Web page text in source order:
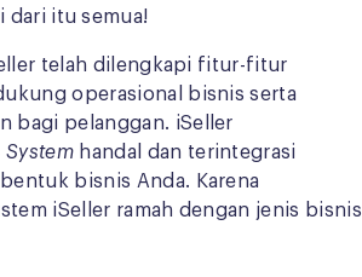
dari itu semua!
telah dilengkapi fitur-fitur
operasional bisnis serta
bagi pelanggan. iSeller
System handal dan terintegrasi
bisnis Anda. Karena
iSeller ramah dengan jenis bisnis